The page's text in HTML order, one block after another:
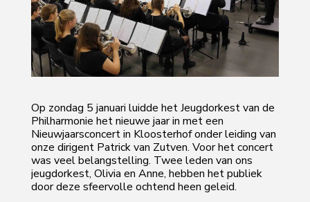
Op zondag 5 januari luidde het Jeugdorkest van de
Philharmonie het nieuwe jaar in met een
Nieuwjaarsconcert in Kloosterhof onder leiding van
onze dirigent Patrick van Zutven. Voor het concert
was veel belangstelling. Twee leden van ons
jeugdorkest, Olivia en Anne, hebben het publiek
door deze sfeervolle ochtend heen geleid.